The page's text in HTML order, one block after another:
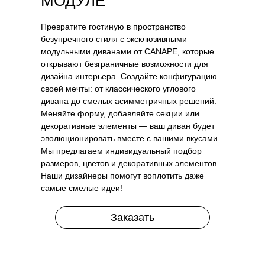
Превратите гостиную в пространство
безупречного стиля с эксклюзивными
модульными диванами от CANAPE, которые
открывают безграничные возможности для
дизайна интерьера. Создайте конфигурацию
своей мечты: от классического углового
дивана до смелых асимметричных решений.
Меняйте форму, добавляйте секции или
декоративные элементы — ваш диван будет
эволюционировать вместе с вашими вкусами.
Мы предлагаем индивидуальный подбор
размеров, цветов и декоративных элементов.
Наши дизайнеры помогут воплотить даже
самые смелые идеи!
Заказать